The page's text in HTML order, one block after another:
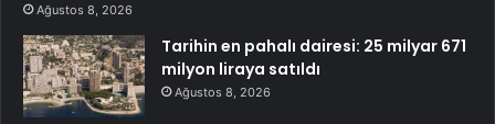
Ağustos 8, 2026
Tarihin en pahalı dairesi: 25 milyar 671
milyon liraya satıldı
Ağustos 8, 2026